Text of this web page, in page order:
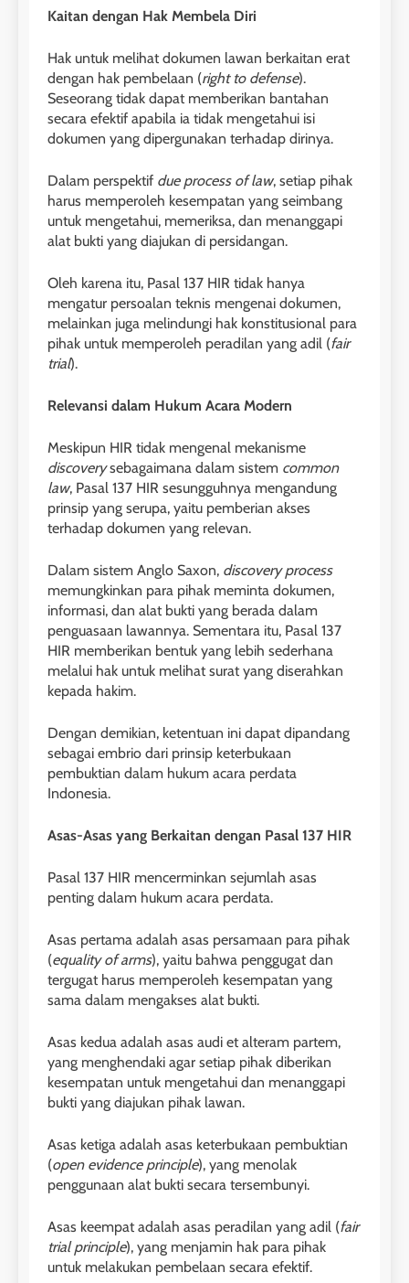
Kaitan dengan Hak Membela Diri
Hak untuk melihat dokumen lawan berkaitan erat
dengan hak pembelaan (right to defense).
Seseorang tidak dapat memberikan bantahan
secara efektif apabila ia tidak mengetahui isi
dokumen yang dipergunakan terhadap dirinya.
Dalam perspektif due process of law, setiap pihak
harus memperoleh kesempatan yang seimbang
untuk mengetahui, memeriksa, dan menanggapi
alat bukti yang diajukan di persidangan.
Oleh karena itu, Pasal 137 HIR tidak hanya
mengatur persoalan teknis mengenai dokumen,
melainkan juga melindungi hak konstitusional para
pihak untuk memperoleh peradilan yang adil (fair
trial).
Relevansi dalam Hukum Acara Modern
Meskipun HIR tidak mengenal mekanisme
discoverysebagaimana dalam sistem common
law, Pasal 137 HIR sesungguhnya mengandung
prinsip yang serupa, yaitu pemberian akses
terhadap dokumen yang relevan.
Dalam sistem Anglo Saxon, discovery process
memungkinkan para pihak meminta dokumen,
informasi, dan alat bukti yang berada dalam
penguasaan lawannya. Sementara itu, Pasal 137
HIR memberikan bentuk yang lebih sederhana
melalui hak untuk melihat surat yang diserahkan
kepada hakim.
Dengan demikian, ketentuan ini dapat dipandang
sebagai embrio dari prinsip keterbukaan
pembuktian dalam hukum acara perdata
Indonesia.
Asas-Asas yang Berkaitan dengan Pasal 137 HIR
Pasal 137 HIR mencerminkan sejumlah asas
penting dalam hukum acara perdata.
Asas pertama adalah asas persamaan para pihak
(equality of arms), yaitu bahwa penggugat dan
tergugat harus memperoleh kesempatan yang
sama dalam mengakses alat bukti.
Asas kedua adalah asas audi et alteram partem,
yang menghendaki agar setiap pihak diberikan
kesempatan untuk mengetahui dan menanggapi
bukti yang diajukan pihak lawan.
Asas ketiga adalah asas keterbukaan pembuktian
(open evidence principle), yang menolak
penggunaan alat bukti secara tersembunyi.
Asas keempat adalah asas peradilan yang adil (fair
trial principle), yang menjamin hak para pihak
untuk melakukan pembelaan secara efektif.